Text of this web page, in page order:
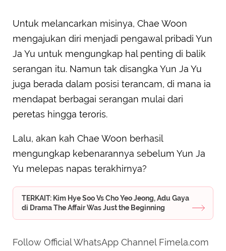
Untuk melancarkan misinya, Chae Woon
mengajukan diri menjadi pengawal pribadi Yun
Ja Yu untuk mengungkap hal penting di balik
serangan itu. Namun tak disangka Yun Ja Yu
juga berada dalam posisi terancam, di mana ia
mendapat berbagai serangan mulai dari
peretas hingga teroris.
Lalu, akan kah Chae Woon berhasil
mengungkap kebenarannya sebelum Yun Ja
Yu melepas napas terakhirnya?
TERKAIT: Kim Hye Soo Vs Cho Yeo Jeong, Adu Gaya
di Drama The Affair Was Just the Beginning
Follow Official WhatsApp Channel Fimela.com